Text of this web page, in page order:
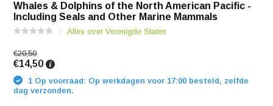
Whales & Dolphins of the North American Pacific -
Including Seals and Other Marine Mammals
Alles over Verenigde Staten
€20,50
€14,50
1 Op voorraad: Op werkdagen voor 17:00 besteld, zelfde
dag verzonden.